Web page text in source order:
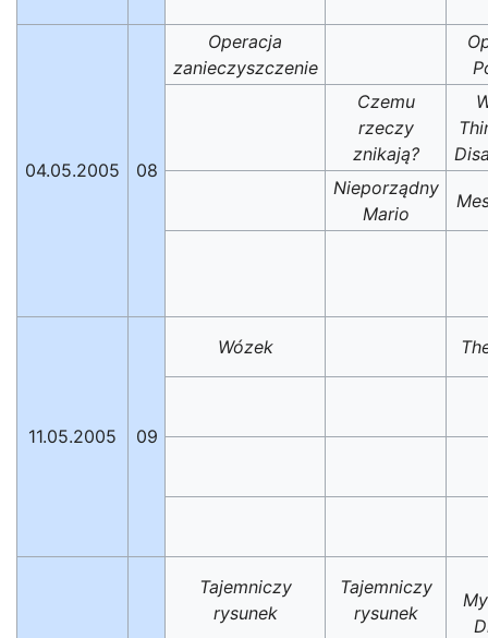
04.05.2005 08
Operacja
zanieczyszczenie
Czemu
rzeczy
znikają?
Nieporządny
Mario
11.05.2005 09
Wózek
Tajemniczy
rysunek
Tajemniczy
rysunek